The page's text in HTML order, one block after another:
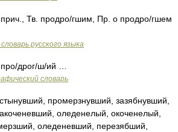
Тв. продро/гшим, Пр. о продро/гшем
русского языка
дрог/ш/ий …
словарь
промерзнувший, зазябнувший,
оледенелый, окоченелый,
оледеневший, перезябший,